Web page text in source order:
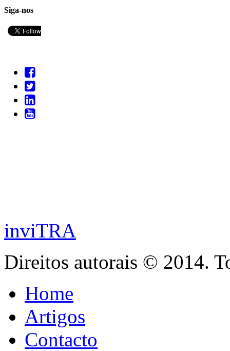
Siga-nos
inviTRA
Direitos autorais © 2014.
Home
Artigos
Contacto